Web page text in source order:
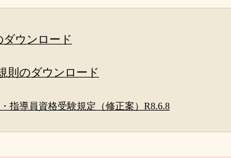
ダウンロード
則のダウンロード
指導員資格受験規定（修正案）R8.6.8